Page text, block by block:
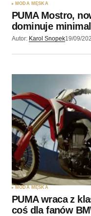
MODA MĘSKA
PUMA Mostro,
dominuje
Autor: Karol Snopek19/09/
MODA MĘSKA
PUMA wraca z
coś dla fanów